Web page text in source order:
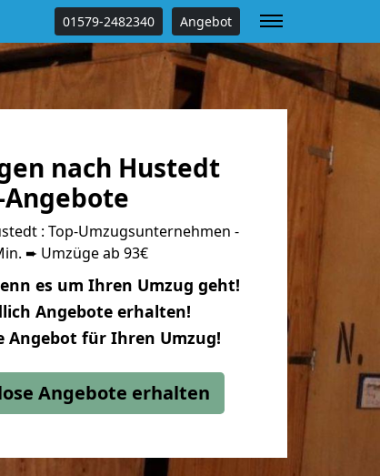
01579-2482340 Angebot
nach Hustedt
: Top-Umzugsunternehmen -
➨ Umzüge ab 93€
es um Ihren Umzug geht!
Angebote erhalten!
Angebot für Ihren Umzug!
Angebote erhalten